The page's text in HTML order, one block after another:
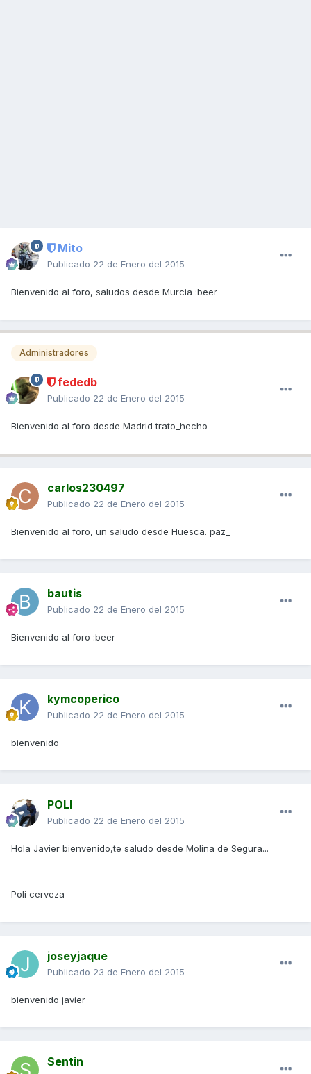
Mito
Publicado 22 de Enero del 2015
Bienvenido al foro, saludos desde Murcia :beer
Administradores
fededb
Publicado 22 de Enero del 2015
Bienvenido al foro desde Madrid trato_hecho
carlos230497
Publicado 22 de Enero del 2015
Bienvenido al foro, un saludo desde Huesca. paz_
bautis
Publicado 22 de Enero del 2015
Bienvenido al foro :beer
kymcoperico
Publicado 22 de Enero del 2015
bienvenido
POLI
Publicado 22 de Enero del 2015
Hola Javier bienvenido,te saludo desde Molina de Segura...
Poli cerveza_
joseyjaque
Publicado 23 de Enero del 2015
bienvenido javier
Sentin